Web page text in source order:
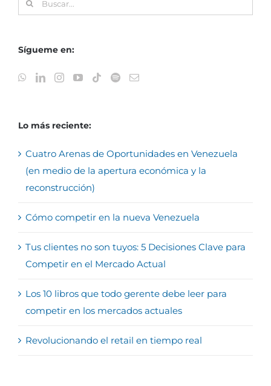
Sígueme en:
Lo más reciente:
Cuatro Arenas de Oportunidades en Venezuela
(en medio de la apertura económica y la
reconstrucción)
Cómo competir en la nueva Venezuela
Tus clientes no son tuyos: 5 Decisiones Clave para
Competir en el Mercado Actual
Los 10 libros que todo gerente debe leer para
competir en los mercados actuales
Revolucionando el retail en tiempo real